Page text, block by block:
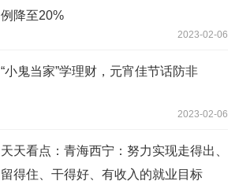
例降至20%
2023-02-06
“小鬼当家”学理财，元宵佳节话防非
2023-02-06
天天看点：青海西宁：努力实现走得出、
留得住、干得好、有收入的就业目标